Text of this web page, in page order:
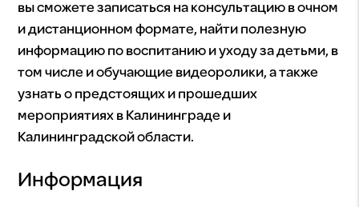
вы сможете записаться на консультацию в очном
и дистанционном формате, найти полезную
информацию по воспитанию и уходу за детьми, в
том числе и обучающие видеоролики, а также
узнать о предстоящих и прошедших
мероприятиях в Калининграде и
Калининградской области.
Информация